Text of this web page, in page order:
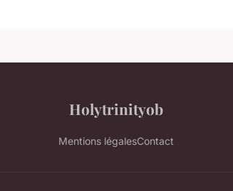
Holytrinityob
Mentions légalesContact